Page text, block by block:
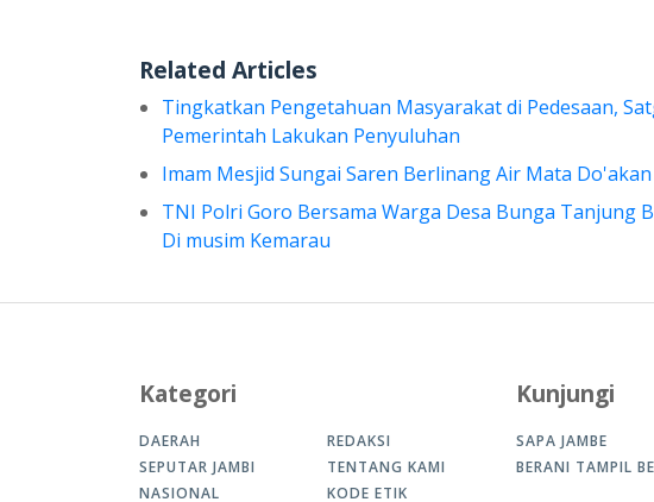
Related Articles
Tingkatkan Pengetahuan Masyarakat di Pedesaan,
Pemerintah Lakukan Penyuluhan
Imam Mesjid Sungai Saren Berlinang Air Mata
TNI Polri Goro Bersama Warga Desa Bunga Tanjung
Di musim Kemarau
Kategori
DAERAH
SEPUTAR JAMBI
NASIONAL
REDAKSI
TENTANG KAMI
KODE ETIK
Kunjungi
SAPA JAMBE
BERANI TAMPIL